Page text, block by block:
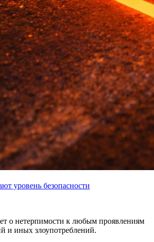
уровень безопасности
о нетерпимости к любым проявлениям
и иных злоупотреблений.